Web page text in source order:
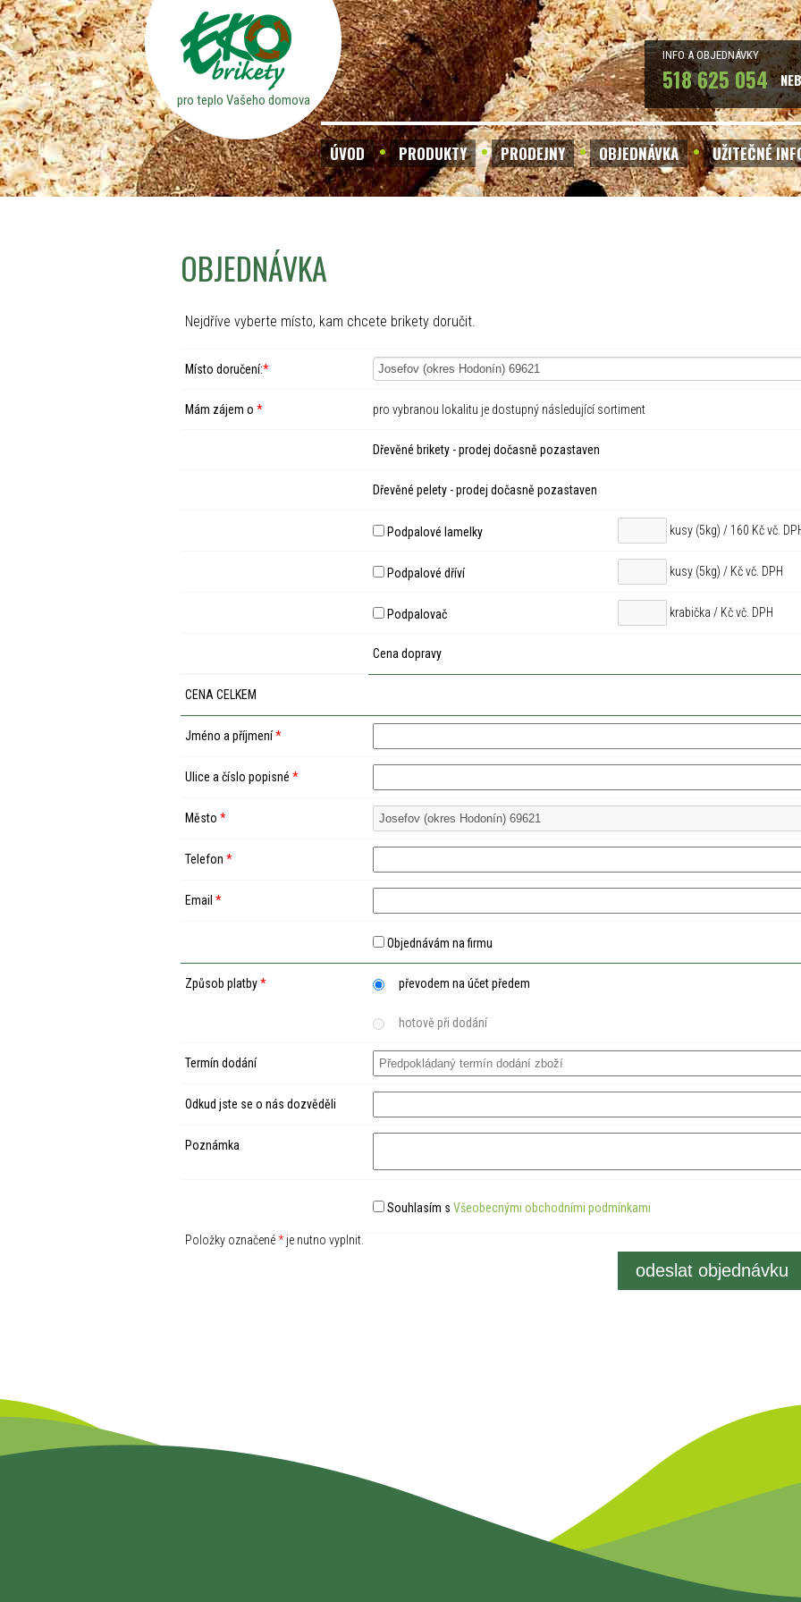
pro teplo Vašeho domova
INFO A OBJEDNÁVKY
518 625 054
ÚVOD PRODUKTY PRODEJNY OBJEDNÁVKA UŽITEČNÉ
OBJEDNÁVKA
Nejdříve vyberte místo, kam chcete brikety doručit.
Místo doručení:*
Mám zájem o * pro vybranou lokalitu je dostupný následující sortiment
Dřevěné brikety - prodej dočasně pozastaven
Dřevěné pelety - prodej dočasně pozastaven
Podpalové lamelky kusy (5kg) / 160 Kč vč.
Podpalové dříví kusy (5kg) / Kč vč. DPH
Podpalovač krabička / Kč vč. DPH
Cena dopravy
CENA CELKEM
Jméno a příjmení*
Ulice a číslo popisné *
Město *
Telefon *
Email *
Objednávám na firmu
Způsob platby* převodem na účet předem
hotově při dodání
Termín dodání
Odkud jste se o nás dozvěděli
Poznámka
Souhlasím s Všeobecnými obchodními podmínkami
Položky označené*je nutno vyplnit.
odeslat objednávku